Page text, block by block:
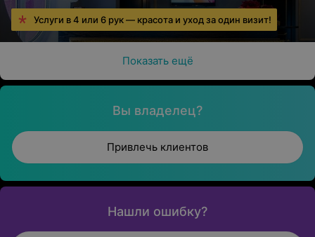
Услуги в 4 или 6 рук — красота и уход за один визит!
Показать ещё
Вы владелец?
Привлечь клиентов
Нашли ошибку?